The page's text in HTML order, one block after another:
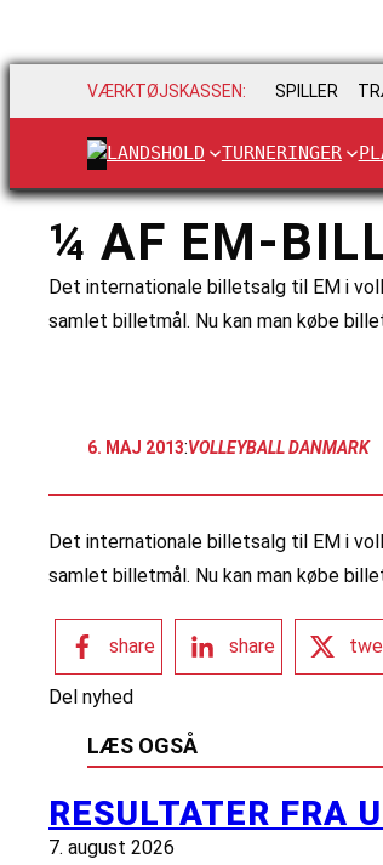
VÆRKTØJSKASSEN: SPILLER
LANDSHOLD TURNERINGER
¼ AF EM-
Det internationale billetsalg til EM i
samlet billetmål. Nu kan man købe
6. MAJ 2013:VOLLEYBALL DANMARK
Det internationale billetsalg til EM i
samlet billetmål. Nu kan man købe
share share
Del nyhed
LÆS OGSÅ
RESULTATER FRA
7. august 2026